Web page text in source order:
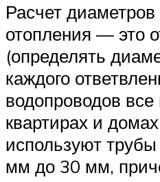
Расчет
отопления — это
(определять
каждого
водопроводов
квартирах и
используют
мм до 30 мм,